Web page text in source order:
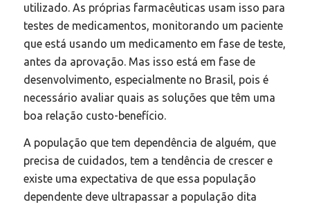
utilizado. As próprias farmacêuticas usam isso para
testes de medicamentos, monitorando um paciente
que está usando um medicamento em fase de teste,
antes da aprovação. Mas isso está em fase de
desenvolvimento, especialmente no Brasil, pois é
necessário avaliar quais as soluções que têm uma
boa relação custo-benefício.
A população que tem dependência de alguém, que
precisa de cuidados, tem a tendência de crescer e
existe uma expectativa de que essa população
dependente deve ultrapassar a população dita